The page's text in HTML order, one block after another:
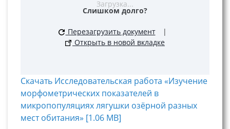
Загрузка...
Слишком долго?
Перезагрузить документ
|
Открыть в новой вкладке
Скачать Исследовательская работа «Изучение
морфометрических показателей в
микропопуляциях лягушки озёрной разных
мест обитания» [1.06 MB]